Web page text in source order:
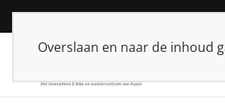
Overslaan en naar de inhoud
Telefoon:+31(0)592-313574| E-